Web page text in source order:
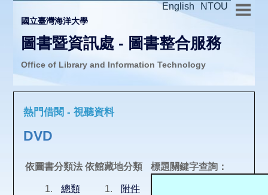
NTOU
English
國立臺灣海洋大學
圖書暨資訊處 - 圖書整合服務
Office of Library and Information Technology
推廣活動
圖書互借
熱門借閱 - 視聽資料
DVD
依圖書分類法
總類
依館藏地分類
附件
標題關鍵字查詢：